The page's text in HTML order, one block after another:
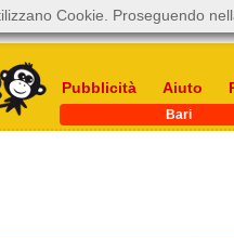
Pubblicità Aiuto
Bari
Cookie. Proseguendo